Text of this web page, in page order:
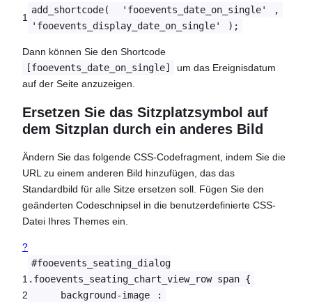
1
add_shortcode( 'fooevents_date_on_single'
,
'fooevents_display_date_on_single'
);
Dann können Sie den Shortcode
[fooevents_date_on_single]
um das Ereignisdatum
auf der Seite anzuzeigen.
Ersetzen Sie das Sitzplatzsymbol auf
dem Sitzplan durch ein anderes Bild
Ändern Sie das folgende CSS-Codefragment, indem Sie die
URL zu einem anderen Bild hinzufügen, das das
Standardbild für alle Sitze ersetzen soll. Fügen Sie den
geänderten Codeschnipsel in die benutzerdefinierte CSS-
Datei Ihres Themes ein.
?
1
2
#fooevents_seating_dialog
.fooevents_seating_chart_view_row span {
background-image
: